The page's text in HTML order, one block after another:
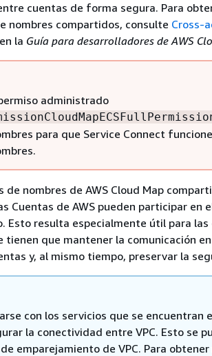
cuentas de forma segura. Para
nombres compartidos, consulte Cross-
en la Guía para desarrolladores de AWS
administrado
para que Service Connect
de nombres de AWS Cloud Map
Cuentas de AWS pueden participar en
Esto resulta especialmente útil para las
tienen que mantener la comunicación
y, al mismo tiempo, preservar la
con los servicios que se encuentran
la conectividad entre VPC. Esto se
emparejamiento de VPC. Para